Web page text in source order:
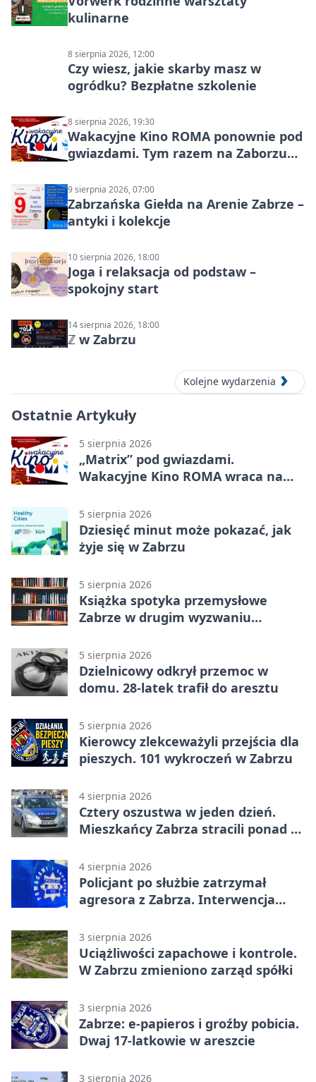
kulinarne
8 sierpnia 2026, 12:00
Czy wiesz, jakie skarby masz w
ogródku? Bezpłatne szkolenie
8 sierpnia 2026, 19:30
Wakacyjne Kino ROMA ponownie pod
gwiazdami. Tym razem na Zaborzu
9 sierpnia 2026, 07:00
Zabrzańska Giełda na Arenie Zabrze –
antyki i kolekcje
10 sierpnia 2026, 18:00
Joga i relaksacja od podstaw –
spokojny start
14 sierpnia 2026, 18:00
ℤ w Zabrzu
Kolejne wydarzenia
Ostatnie Artykuły
5 sierpnia 2026
„Matrix” pod gwiazdami.
Wakacyjne Kino ROMA wraca na
5 sierpnia 2026
Dziesięć minut może pokazać, jak
żyje się w Zabrzu
5 sierpnia 2026
Książka spotyka przemysłowe
Zabrze w drugim wyzwaniu
5 sierpnia 2026
Dzielnicowy odkrył przemoc w
domu. 28-latek trafił do aresztu
5 sierpnia 2026
Kierowcy zlekceważyli przejścia dla
pieszych. 101 wykroczeń w Zabrzu
4 sierpnia 2026
Cztery oszustwa w jeden dzień.
Mieszkańcy Zabrza stracili ponad 6
4 sierpnia 2026
Policjant po służbie zatrzymał
agresora z Zabrza. Interwencja
3 sierpnia 2026
Uciążliwości zapachowe i kontrole.
W Zabrzu zmieniono zarząd spółki
3 sierpnia 2026
Zabrze: e-papieros i groźby pobicia.
Dwaj 17-latkowie w areszcie
3 sierpnia 2026